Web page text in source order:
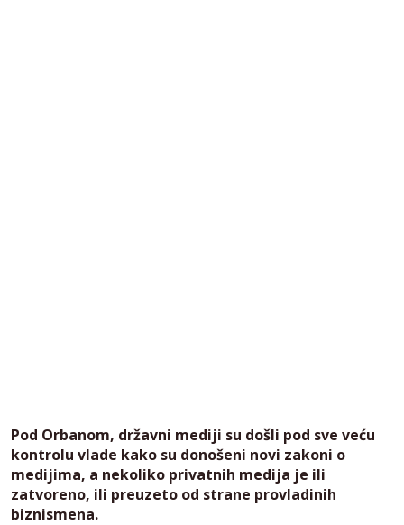
Pod Orbanom, državni mediji su došli pod sve veću
kontrolu vlade kako su donošeni novi zakoni o
medijima, a nekoliko privatnih medija je ili
zatvoreno, ili preuzeto od strane provladinih
biznismena.